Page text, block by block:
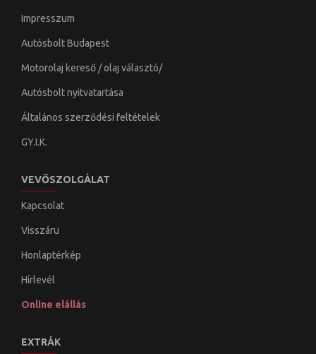
Impresszum
Autósbolt Budapest
Motorolaj kereső / olaj választó/
Autósbolt nyitvatartása
Általános szerződési feltételek
GY.I.K.
VEVŐSZOLGÁLAT
Kapcsolat
Visszáru
Honlaptérkép
Hírlevél
Online elállás
EXTRÁK